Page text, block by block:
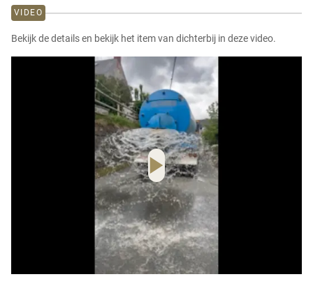
VIDEO
Bekijk de details en bekijk het item van dichterbij in deze video.